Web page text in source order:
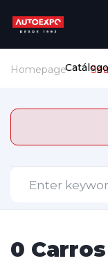
Catálogo
Homepage
0